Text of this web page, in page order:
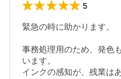
5
緊急の時に助かります。
事務処理用のため、発色
います。
インクの感知が、残業は